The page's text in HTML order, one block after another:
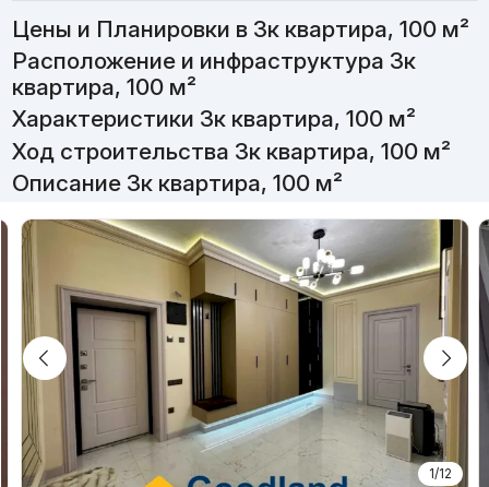
Цены и Планировки в 3к квартира, 100 м²
Расположение и инфраструктура 3к
квартира, 100 м²
Характеристики 3к квартира, 100 м²
Ход строительства 3к квартира, 100 м²
Описание 3к квартира, 100 м²
1/12